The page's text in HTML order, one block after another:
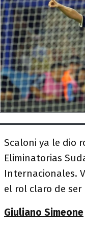
Scaloni ya le dio
Eliminatorias
Internacionales.
el rol claro de
Giuliano Simeone